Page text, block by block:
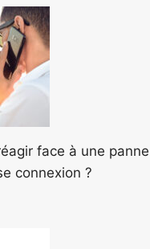
face à une
connexion ?